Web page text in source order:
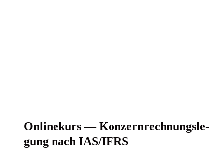
Online­kurs — Kon­zern­rech­nungs­le­
gung nach IAS/IFRS